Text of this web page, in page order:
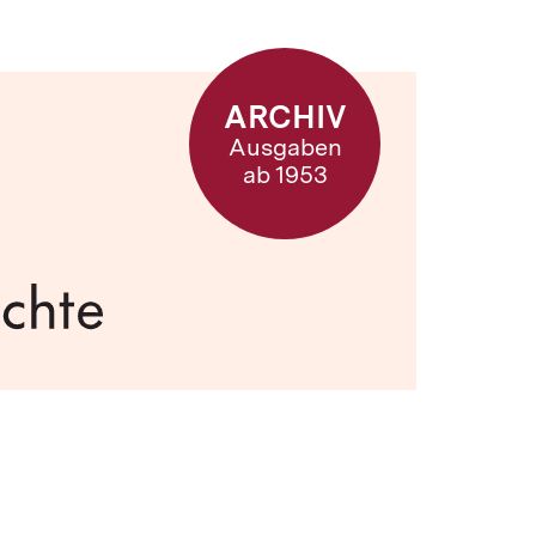
ARCHIV
Ausgaben
ab 1953